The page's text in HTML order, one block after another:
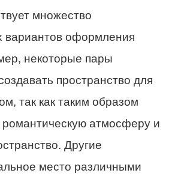
множество
вариантов оформления
некоторые пары
пространство для
так как таким образом
атмосферу и
Другие
место различными